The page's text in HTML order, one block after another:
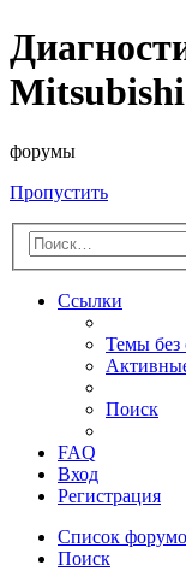
Mitsubishi
форумы
Пропустить
Ссылки
Темы без
Поиск
FAQ
Вход
Регистрация
Список
Поиск